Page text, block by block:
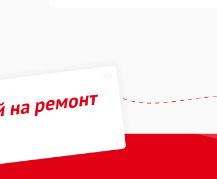
ремонт